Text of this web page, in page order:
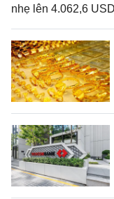
nhẹ lên 4.062,6